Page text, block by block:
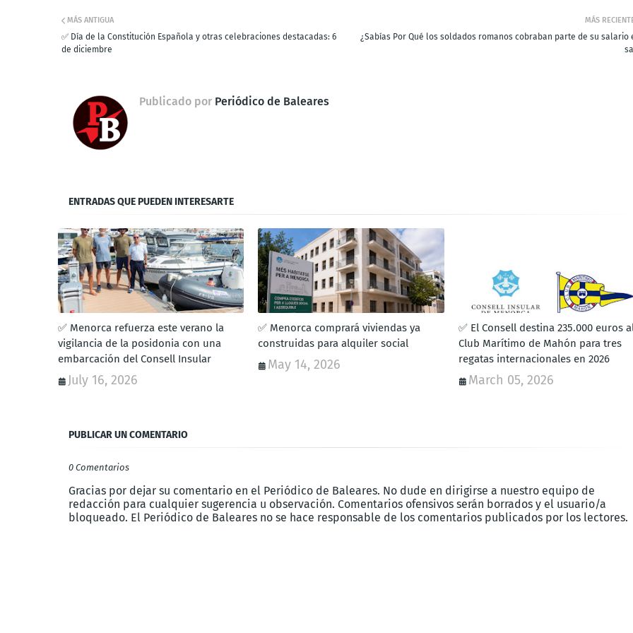
MÁS
¿Sabías Por Qué los soldados romanos cobraban parte de su salario
MÁS ANTIGUA
✅ Día de la Constitución Española y otras celebraciones destacadas: 6
de diciembre
Publicado por Periódico de Baleares
ENTRADAS QUE PUEDEN INTERESARTE
✅ Menorca refuerza este verano la
vigilancia de la posidonia con una
embarcación del Consell Insular
July 16, 2026
✅ Menorca comprará viviendas ya
construidas para alquiler social
May 14, 2026
✅ El Consell destina 235.000 euros
Club Marítimo de Mahón para tres
regatas internacionales en 2026
March 05, 2026
PUBLICAR UN COMENTARIO
0 Comentarios
Gracias por dejar su comentario en el Periódico de Baleares. No dude en dirigirse a nuestro equipo de
redacción para cualquier sugerencia u observación. Comentarios ofensivos serán borrados y el usuario/a
bloqueado. El Periódico de Baleares no se hace responsable de los comentarios publicados por los lectores.